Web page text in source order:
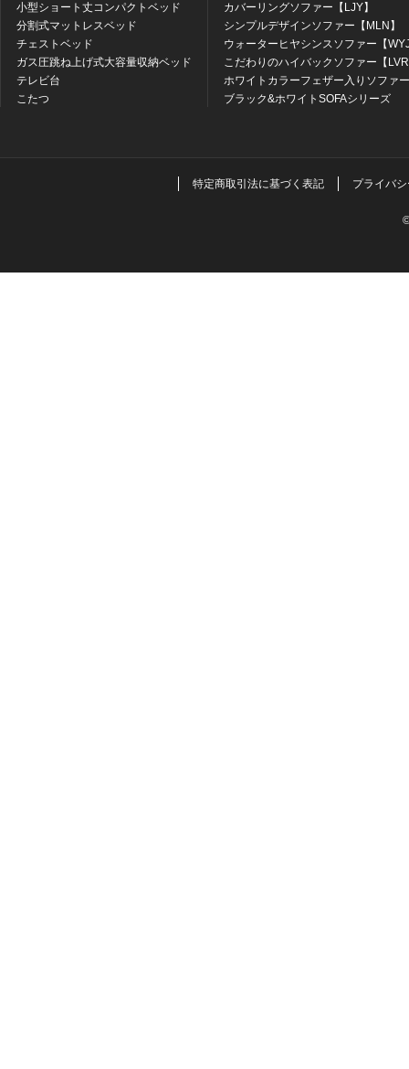
小型ショート丈コンパクトベッド
分割式マットレスベッド
チェストベッド
ガス圧跳ね上げ式大容量収納ベッド
テレビ台
こたつ
カバーリングソファー【LJY】
シンプルデザインソファー【MLN】
ウォーターヒヤシンスソファー【
こだわりのハイバックソファー【
ホワイトカラーフェザー入りソファ
ブラック&ホワイトSOFAシリーズ
特定商取引法に基づく表記 プライバ